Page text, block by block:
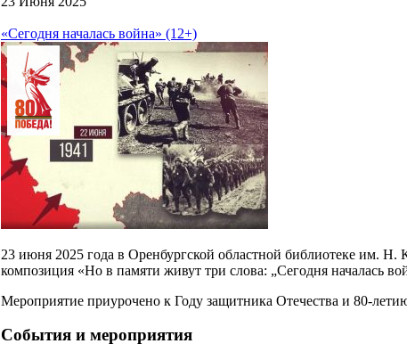
«Сегодня началась война» (12+)
23 июня 2025 года в Оренбургской областной библиотеке им. Н.
композиция «Но в памяти живут три слова: „Сегодня началась
Мероприятие приурочено к Году защитника Отечества и 80-
События и мероприятия